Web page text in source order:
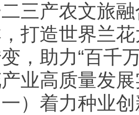
三产农文旅
打造世界兰
，助力“百千
业高质量发
着力种业创